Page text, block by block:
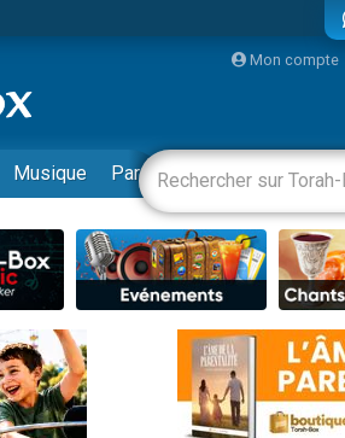
insalubre
Mon compte
Musique Paracha Divertissements